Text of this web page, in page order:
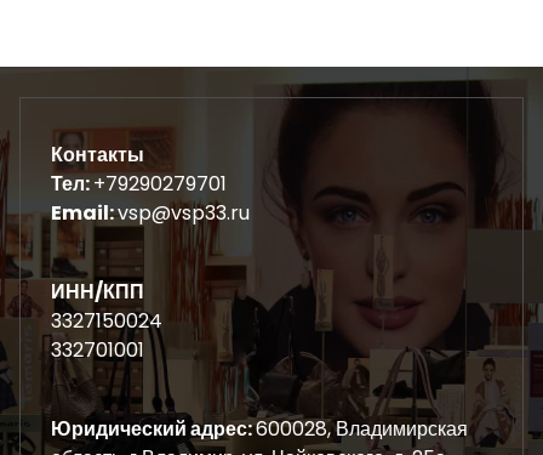
Контакты
Тел:+79290279701
Email:vsp@vsp33.ru
ИНН/КПП
3327150024
332701001
Юридический адрес:600028, Владимирская